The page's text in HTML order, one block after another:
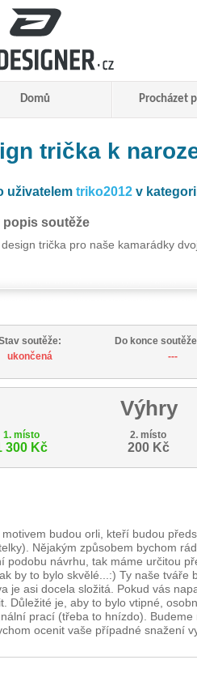
Domů Procházet
trička k
uživatelem triko2012 v
popis soutěže
trička pro naše kamarádky
soutěže:
ukončená
Do konce
---
Výhry
1. místo
300 Kč
2. místo
200 Kč
motivem budou orli, kteří budou
Nějakým způsobem bychom
podobu návrhu, tak máme určitou
by to bylo skvělé...:) Ty naše
je asi docela složitá. Pokud vás
Důležité je, aby to bylo vtipné,
prací (třeba to hnízdo).
ocenit vaše případné snažení